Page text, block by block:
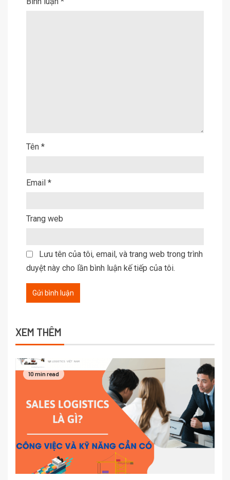
Tên *
Email *
Trang web
Lưu tên của tôi, email, và trang web trong trình
duyệt này cho lần bình luận kế tiếp của tôi.
XEM THÊM
10 min read